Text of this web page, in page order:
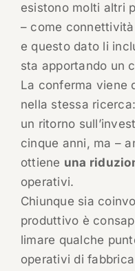
esistono molti altri
– come
e questo dato li
sta apportando un
La conferma viene
nella stessa
un ritorno
cinque anni, ma –
ottiene una
operativi.
Chiunque sia
produttivo è
limare qualche
operativi di